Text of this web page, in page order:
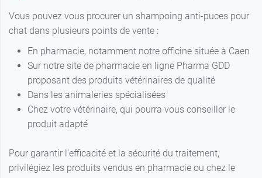
Vous pouvez vous procurer un shampoing anti-puces pour
chat dans plusieurs points de vente :
En pharmacie, notamment notre officine située à Caen
Sur notre site de pharmacie en ligne Pharma GDD
proposant des produits vétérinaires de qualité
Dans les animaleries spécialisées
Chez votre vétérinaire, qui pourra vous conseiller le
produit adapté
Pour garantir l'efficacité et la sécurité du traitement,
privilégiez les produits vendus en pharmacie ou chez le